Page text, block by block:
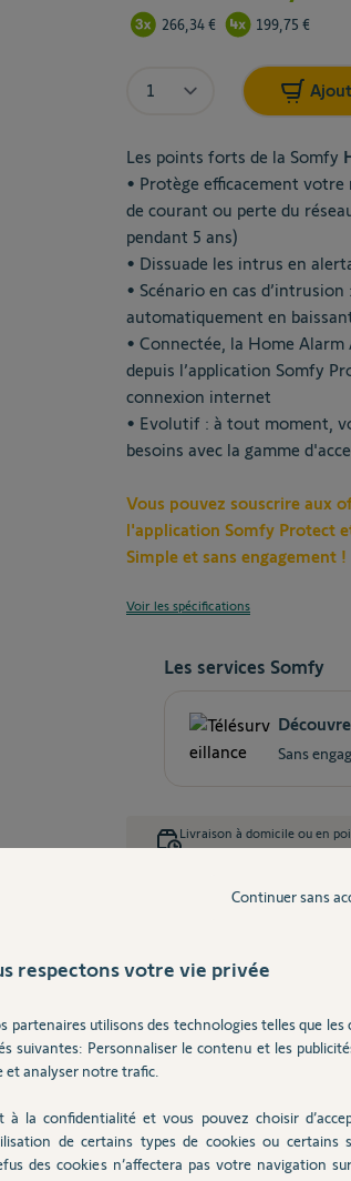
266,34 € 199,75 €
Les points forts de la Somfy
• Protège efficacement
de courant ou perte du
pendant 5 ans)
• Dissuade les intrus en
• Scénario en cas
automatiquement en
• Connectée, la Home Alarm
depuis l’application Somfy
connexion internet
• Evolutif : à tout moment,
besoins avec la gamme
Vous pouvez souscrire aux
l'application Somfy Protect
Simple et sans engagement !
Voir les spécifications
Les services Somfy
Sans
Livraison à domicile ou en
respectons votre vie privée
partenaires utilisons des technologies telles que les
suivantes: Personnaliser le contenu et les
et analyser notre trafic.
la confidentialité et vous pouvez choisir
de certains types de cookies ou certains
des cookies n’affectera pas votre navigation
Continuer sans